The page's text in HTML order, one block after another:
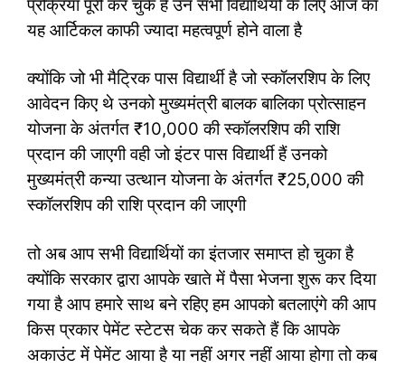
प्रक्रिया पूरी कर चुके हैं उन सभी विद्यार्थियों के लिए आज का
यह आर्टिकल काफी ज्यादा महत्वपूर्ण होने वाला है
क्योंकि जो भी मैट्रिक पास विद्यार्थी है जो स्कॉलरशिप के लिए
आवेदन किए थे उनको मुख्यमंत्री बालक बालिका प्रोत्साहन
योजना के अंतर्गत ₹10,000 की स्कॉलरशिप की राशि
प्रदान की जाएगी वही जो इंटर पास विद्यार्थी हैं उनको
मुख्यमंत्री कन्या उत्थान योजना के अंतर्गत ₹25,000 की
स्कॉलरशिप की राशि प्रदान की जाएगी
तो अब आप सभी विद्यार्थियों का इंतजार समाप्त हो चुका है
क्योंकि सरकार द्वारा आपके खाते में पैसा भेजना शुरू कर दिया
गया है आप हमारे साथ बने रहिए हम आपको बतलाएंगे की आप
किस प्रकार पेमेंट स्टेटस चेक कर सकते हैं कि आपके
अकाउंट में पेमेंट आया है या नहीं अगर नहीं आया होगा तो कब